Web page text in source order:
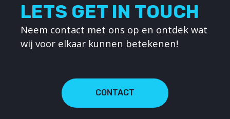
LETS GET IN TOUCH
Neem contact met ons op en ontdek wat
wij voor elkaar kunnen betekenen!
CONTACT